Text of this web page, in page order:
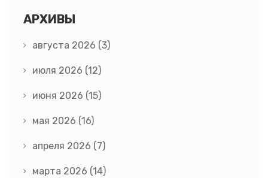
АРХИВЫ
августа 2026 (3)
июля 2026 (12)
июня 2026 (15)
мая 2026 (16)
апреля 2026 (7)
марта 2026 (14)